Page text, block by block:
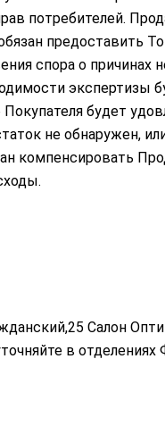
потребителей.
предоставить
спора о причинах
экспертизы
будет
не обнаружен,
компенсировать
Салон
в